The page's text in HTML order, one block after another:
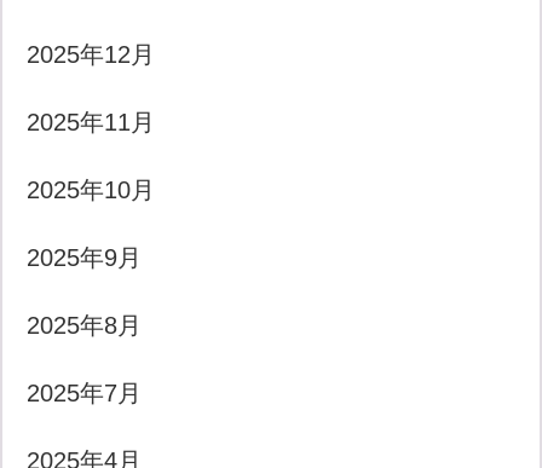
2025年12月
2025年11月
2025年10月
2025年9月
2025年8月
2025年7月
2025年4月